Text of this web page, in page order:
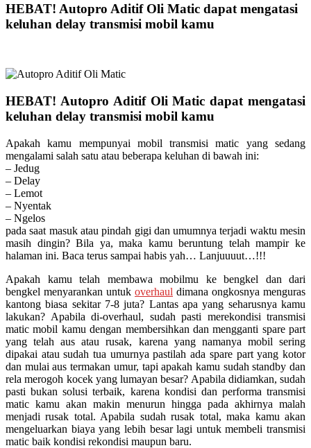
HEBAT! Autopro Aditif Oli Matic dapat mengatasi
keluhan delay transmisi mobil kamu
HEBAT! Autopro Aditif Oli Matic dapat mengatasi
keluhan delay transmisi mobil kamu
Apakah kamu mempunyai mobil transmisi matic yang sedang
mengalami salah satu atau beberapa keluhan di bawah ini:
– Jedug
– Delay
– Lemot
– Nyentak
– Ngelos
pada saat masuk atau pindah gigi dan umumnya terjadi waktu mesin
masih dingin? Bila ya, maka kamu beruntung telah mampir ke
halaman ini. Baca terus sampai habis yah… Lanjuuuut…!!!
Apakah kamu telah membawa mobilmu ke bengkel dan dari
bengkel menyarankan untuk overhaul dimana ongkosnya menguras
kantong biasa sekitar 7-8 juta? Lantas apa yang seharusnya kamu
lakukan? Apabila di-overhaul, sudah pasti merekondisi transmisi
matic mobil kamu dengan membersihkan dan mengganti spare part
yang telah aus atau rusak, karena yang namanya mobil sering
dipakai atau sudah tua umurnya pastilah ada spare part yang kotor
dan mulai aus termakan umur, tapi apakah kamu sudah standby dan
rela merogoh kocek yang lumayan besar? Apabila didiamkan, sudah
pasti bukan solusi terbaik, karena kondisi dan performa transmisi
matic kamu akan makin menurun hingga pada akhirnya malah
menjadi rusak total. Apabila sudah rusak total, maka kamu akan
mengeluarkan biaya yang lebih besar lagi untuk membeli transmisi
matic baik kondisi rekondisi maupun baru.